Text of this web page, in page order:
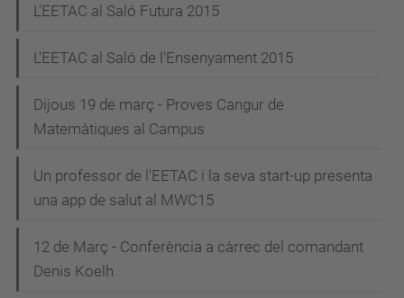
L'EETAC al Saló Futura 2015
L'EETAC al Saló de l'Ensenyament 2015
Dijous 19 de març - Proves Cangur de
Matemàtiques al Campus
Un professor de l'EETAC i la seva start-up presenta
una app de salut al MWC15
12 de Març - Conferència a càrrec del comandant
Denis Koelh